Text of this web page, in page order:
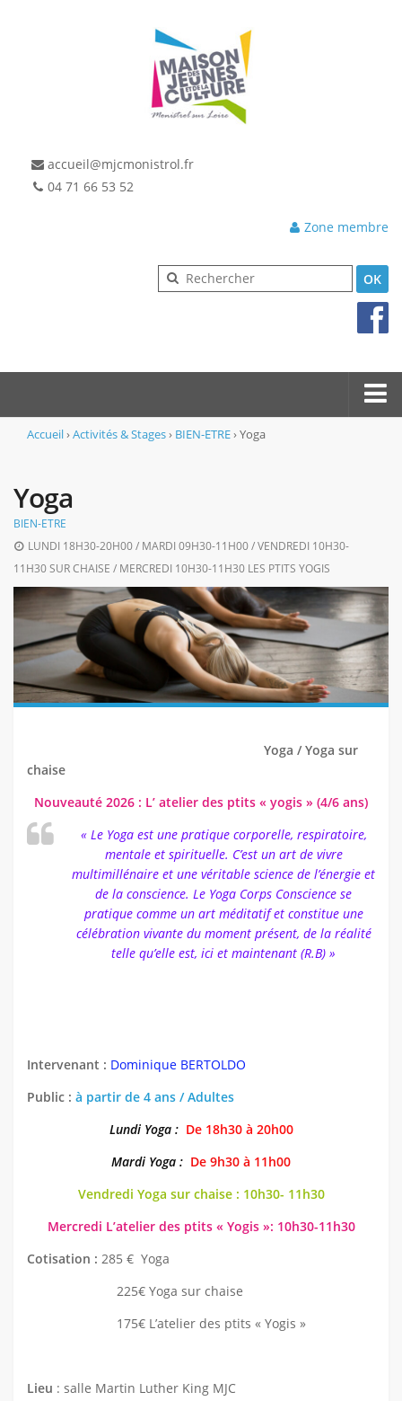
accueil@mjcmonistrol.fr
04 71 66 53 52
Zone membre
OK
Accueil
Le projet associatif
Adhérer et s’inscrire
Les locaux
Règlement intérieur de la MJC
Animations Culturelles
Notre projet culturel
Notre programme
Activités & Stages
BIEN-ETRE
DANSE
MANUELLES
MUSICALES
SPORTIVES
TECHNIQUES
La Kaz’Ados 11/17 ans
Notre Fonctionnement
Accueil›Activités & Stages› BIEN-ETRE›Yoga
Yoga
BIEN-ETRE
LUNDI 18H30-20H00 / MARDI 09H30-11H00 / VENDREDI 10H30-
11H30 SUR CHAISE / MERCREDI 10H30-11H30 LES PTITS YOGIS
Yoga / Yoga sur
chaise
Nouveauté 2026 : L’ atelier des ptits « yogis » (4/6 ans)
« Le Yoga est une pratique corporelle, respiratoire,
mentale et spirituelle. C’est un art de vivre
multimillénaire et une véritable science de l’énergie et
de la conscience. Le Yoga Corps Conscience se
pratique comme un art méditatif et constitue une
célébration vivante du moment présent, de la réalité
telle qu’elle est, ici et maintenant (R.B) »
Intervenant : Dominique BERTOLDO
Public : à partir de 4 ans / Adultes
Lundi Yoga : De 18h30 à 20h00
Mardi Yoga : De 9h30 à 11h00
Vendredi Yoga sur chaise : 10h30- 11h30
Mercredi L’atelier des ptits « Yogis »: 10h30-11h30
Cotisation : 285 € Yoga
225€ Yoga sur chaise
175€ L’atelier des ptits « Yogis »
Lieu : salle Martin Luther King MJC